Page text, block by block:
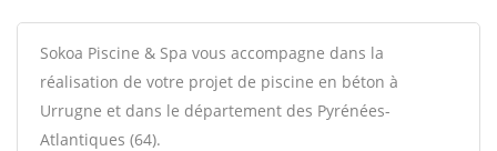
Sokoa Piscine & Spa vous accompagne dans la
réalisation de votre projet de piscine en béton à
Urrugne et dans le département des Pyrénées-
Atlantiques (64).